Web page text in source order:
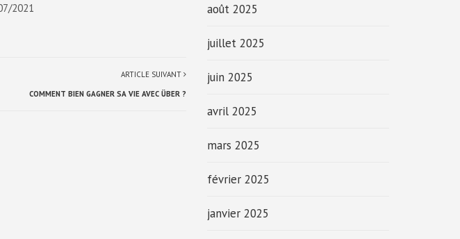
2021
ARTICLE SUIVANT
COMMENT BIEN GAGNER SA VIE AVEC ÜBER ?
août 2025
juillet 2025
juin 2025
avril 2025
mars 2025
février 2025
janvier 2025